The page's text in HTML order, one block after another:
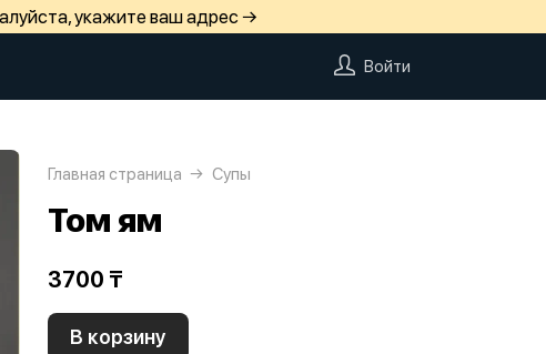
укажите ваш адрес →
Войти
Главная страница Супы
Том ям
3700 ₸
В корзину